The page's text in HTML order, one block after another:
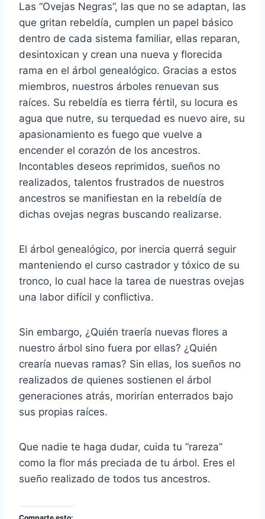
Las “Ovejas Negras”, las que no se adaptan, las
que gritan rebeldía, cumplen un papel básico
dentro de cada sistema familiar, ellas reparan,
desintoxican y crean una nueva y florecida
rama en el árbol genealógico. Gracias a estos
miembros, nuestros árboles renuevan sus
raíces. Su rebeldía es tierra fértil, su locura es
agua que nutre, su terquedad es nuevo aire, su
apasionamiento es fuego que vuelve a
encender el corazón de los ancestros.
Incontables deseos reprimidos, sueños no
realizados, talentos frustrados de nuestros
ancestros se manifiestan en la rebeldía de
dichas ovejas negras buscando realizarse.
El árbol genealógico, por inercia querrá seguir
manteniendo el curso castrador y tóxico de su
tronco, lo cual hace la tarea de nuestras ovejas
una labor difícil y conflictiva.
Sin embargo, ¿Quién traería nuevas flores a
nuestro árbol sino fuera por ellas? ¿Quién
crearía nuevas ramas? Sin ellas, los sueños no
realizados de quienes sostienen el árbol
generaciones atrás, morirían enterrados bajo
sus propias raíces.
Que nadie te haga dudar, cuida tu “rareza”
como la flor más preciada de tu árbol. Eres el
sueño realizado de todos tus ancestros.